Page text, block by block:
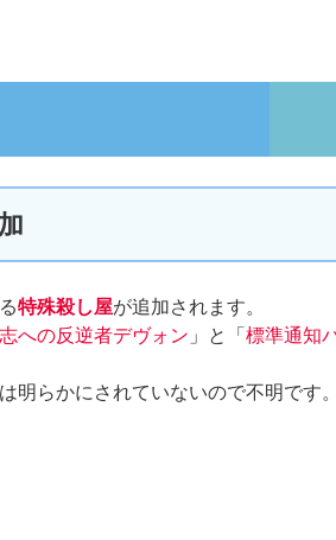
特殊殺し屋が追加されます。
への反逆者デヴォン 」と「 標準通知
らかにされていないので不明です。